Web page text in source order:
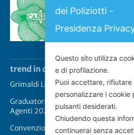
Convenzione
trend in questo momento
Grimaldi Lines – Rinnovo
Graduatoria definitiva prove scritte
Agenti 2025
Convenzione CASPIE 2023
dei Poliziotti -
Presidenza
Questo sito utilizza
e di profilazione.
Puoi accettare, rifiutare
personalizzare i cookie
pulsanti desiderati.
Chiudendo questa
continuerai senza